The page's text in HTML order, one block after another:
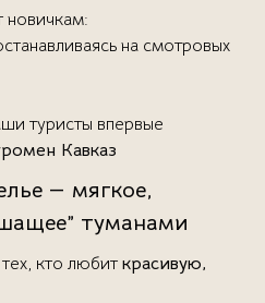
новичкам:
на смотровых
туристы впервые
Кавказ
— мягкое,
туманами
кто любит красивую,